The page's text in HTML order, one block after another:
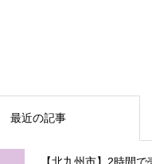
最近の記事
【北九州市】2時間